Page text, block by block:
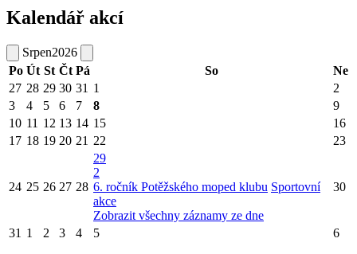
Kalendář akcí
Srpen2026
Po Út St Čt Pá So
Ne
27 28 29 30 31 1
2
3
4 5 6 7 8
9
10 11 12 13 14 15
16
17 18 19 20 21 22 23
24 25 26 27 28
29
2
6. ročník Potěžského moped klubu Sportovní
akce
Zobrazit všechny záznamy ze dne
30
31 1 2 3 4 5 6